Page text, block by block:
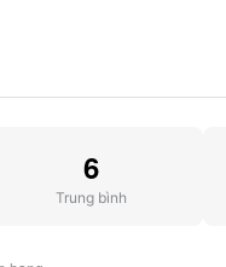
6
Trung bình